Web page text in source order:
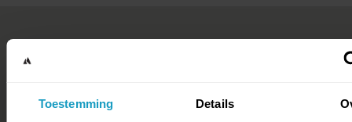
Toestemming Details